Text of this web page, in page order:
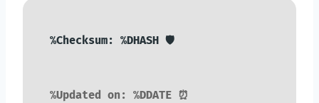
🛡️ Checksum: %DHASH%
⏰ Updated on: %DDATE%